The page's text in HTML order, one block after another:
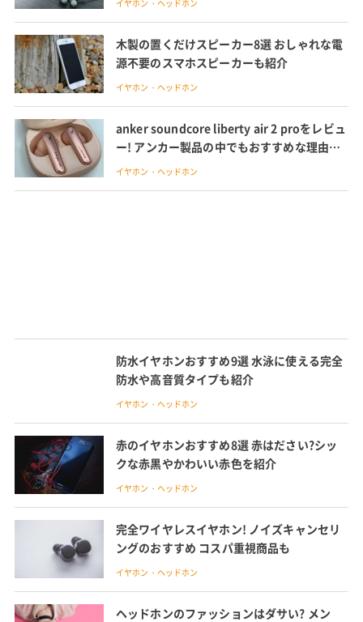
イヤホン・ヘッドホン
木製の置くだけスピーカー8選 おしゃれな電
源不要のスマホスピーカーも紹介
イヤホン・ヘッドホン
anker soundcore liberty air 2 proをレビュ
ー! アンカー製品の中でもおすすめな理由を
解説
イヤホン・ヘッドホン
防水イヤホンおすすめ9選 水泳に使える完全
防水や高音質タイプも紹介
イヤホン・ヘッドホン
赤のイヤホンおすすめ8選 赤はださい?シッ
クな赤黒やかわいい赤色を紹介
イヤホン・ヘッドホン
完全ワイヤレスイヤホン! ノイズキャンセリ
ングのおすすめ コスパ重視商品も
イヤホン・ヘッドホン
ヘッドホンのファッションはダサい? メン